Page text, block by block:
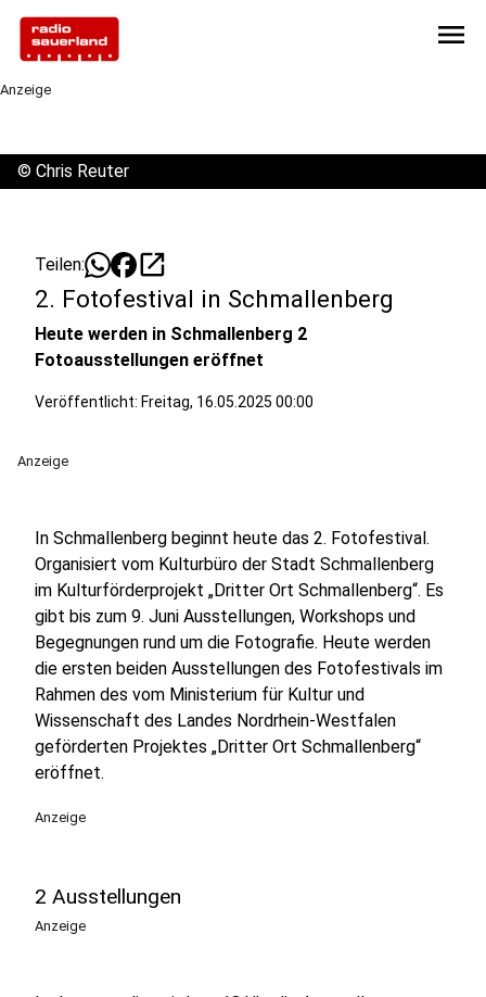
menu
Anzeige
© Chris Reuter
Teilen: open_in_new
2. Fotofestival in Schmallenberg
Heute werden in Schmallenberg 2
Fotoausstellungen eröffnet
Veröffentlicht: Freitag, 16.05.2025 00:00
Anzeige
In Schmallenberg beginnt heute das 2. Fotofestival.
Organisiert vom Kulturbüro der Stadt Schmallenberg
im Kulturförderprojekt „Dritter Ort Schmallenberg“. Es
gibt bis zum 9. Juni Ausstellungen, Workshops und
Begegnungen rund um die Fotografie. Heute werden
die ersten beiden Ausstellungen des Fotofestivals im
Rahmen des vom Ministerium für Kultur und
Wissenschaft des Landes Nordrhein-Westfalen
geförderten Projektes „Dritter Ort Schmallenberg“
eröffnet.
Anzeige
2 Ausstellungen
Anzeige